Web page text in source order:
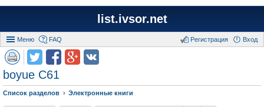
list.ivsor.net
Меню FAQ Вход
Регистрация
boyue C61
Список разделов Электронные книги